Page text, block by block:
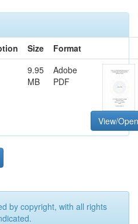
Size
Format
9.95
MB
Adobe
PDF
View/Open
by copyright, with all rights